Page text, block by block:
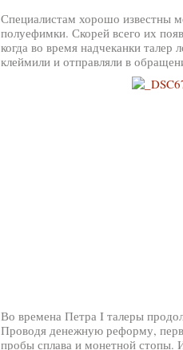
Специалистам хорошо известны
полуефимки. Скорей всего их
когда во время надчеканки талер
клеймили и отправляли в
Во времена Петра I талеры
Проводя денежную реформу,
пробы сплава и монетной стопы.